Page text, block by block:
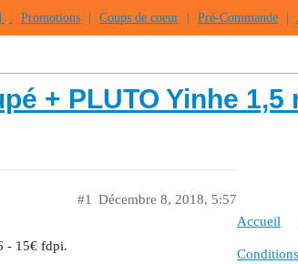
Promotions Coups de coeur Pré-Commande
+ PLUTO Yinhe 1,5
Décembre 8, 2018, 5:57
#1
- 15€ fdpi.
Accueil